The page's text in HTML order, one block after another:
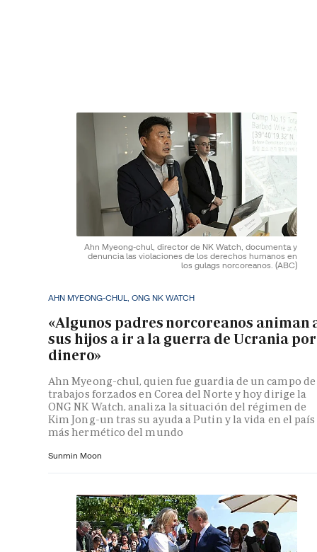
Ahn Myeong-chul, director de NK Watch, documenta y
denuncia las violaciones de los derechos humanos en
los gulags norcoreanos. (ABC)
AHN MYEONG-CHUL, ONG NK WATCH
«Algunos padres norcoreanos animan
sus hijos a ir a la guerra de Ucrania por
dinero»
Ahn Myeong-chul, quien fue guardia de un campo de
trabajos forzados en Corea del Norte y hoy dirige la
ONG NK Watch, analiza la situación del régimen de
Kim Jong-un tras su ayuda a Putin y la vida en el país
más hermético del mundo
Sunmin Moon